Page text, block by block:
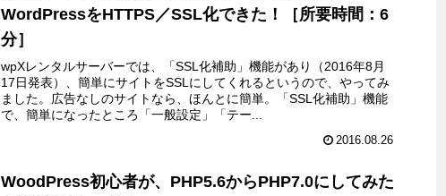
WordPressをHTTPS／SSL化できた！［所要時間：6
分］
wpXレンタルサーバーでは、「SSL化補助」機能があり（2016年8月
17日発表）、簡単にサイトをSSLにしてくれるというので、やってみ
ました。広告なしのサイトなら、ほんとに簡単。「SSL化補助」機能
で、簡単になったところ「一般設定」「テー...
2016.08.26
WoodPress初心者が、PHP5.6からPHP7.0にしてみた